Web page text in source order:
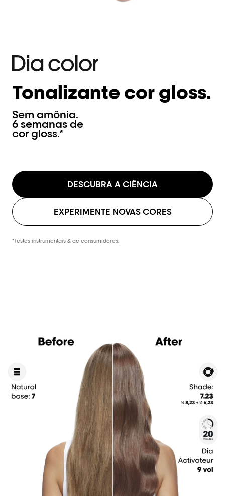
Tonalizante cor gloss.
Sem amônia.
6 semanas de
cor gloss.*
DESCUBRA A CIÊNCIA
EXPERIMENTE NOVAS CORES
*Testes instrumentais & de consumidores.